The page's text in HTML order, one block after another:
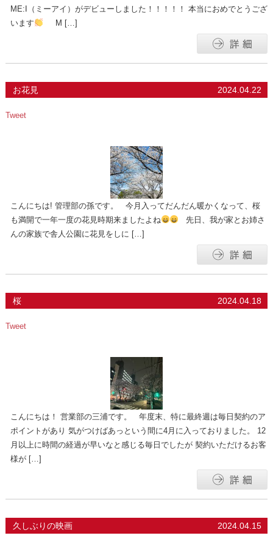
ME:I（ミーアイ）がデビューしました！！！！！ 本当におめでとうござ
います
M […]
お花見 2024.04.22
Tweet
こんにちは! 管理部の孫です。 今月入ってだんだん暖かくなって、桜
も満開で一年一度の花見時期来ましたよね
先日、我が家とお姉さ
んの家族で舎人公園に花見をしに […]
桜 2024.04.18
Tweet
こんにちは！ 営業部の三浦です。 年度末、特に最終週は毎日契約のア
ポイントがあり 気がつけばあっという間に4月に入っておりました。 12
月以上に時間の経過が早いなと感じる毎日でしたが 契約いただけるお客
様が […]
久しぶりの映画 2024.04.15